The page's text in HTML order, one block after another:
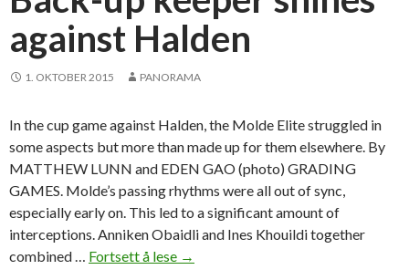
t
a
g
a
s
t
r
e
l
e
g
against Halden
1. OKTOBER 2015 PANORAMA
In the cup game against Halden, the Molde Elite struggled in
some aspects but more than made up for them elsewhere. By
MATTHEW LUNN and EDEN GAO (photo) GRADING
GAMES. Molde’s passing rhythms were all out of sync,
especially early on. This led to a significant amount of
interceptions. Anniken Obaidli and Ines Khouildi together
combined … Fortsett å lese B
→